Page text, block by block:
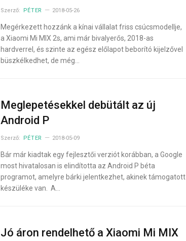
Szerző: PÉTER 2018-05-26
Megérkezett hozzánk a kínai vállalat friss csúcsmodellje,
a Xiaomi Mi MIX 2s, ami már bivalyerős, 2018-as
hardverrel, és szinte az egész előlapot beborító kijelzővel
büszkélkedhet, de még…
Meglepetésekkel debütált az új
Android P
Szerző: PÉTER 2018-05-09
Bár már kiadtak egy fejlesztői verziót korábban, a Google
most hivatalosan is elindította az Android P béta
programot, amelyre bárki jelentkezhet, akinek támogatott
készüléke van. A…
Jó áron rendelhető a Xiaomi Mi MIX